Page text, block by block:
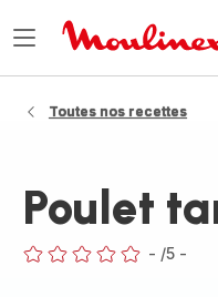
Ouvrir
Toutes nos recettes
Poulet
- /5 -